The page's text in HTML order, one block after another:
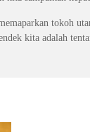
tokoh
kita adalah